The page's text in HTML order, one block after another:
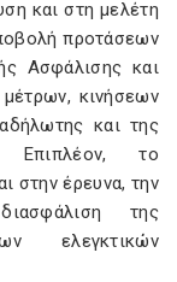
και στη μελέτη
προτάσεων
Ασφάλισης και
κινήσεων
και της
Επιπλέον, το
στην έρευνα, την
της
ελεγκτικών